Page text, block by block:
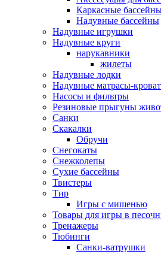
Каркасные
Надувные бассейны
Надувные игрушки
Надувные круги
нарукавники
жилеты
Надувные лодки
Надувные матрасы-
Насосы и фильтры
Резиновые прыгуны
Санки
Скакалки
Обручи
Снегокаты
Снежколепы
Сухие бассейны
Твистеры
Тир
Игры с мишенью
Товары для игры в
Тренажеры
Тюбинги
Санки-ватрушки